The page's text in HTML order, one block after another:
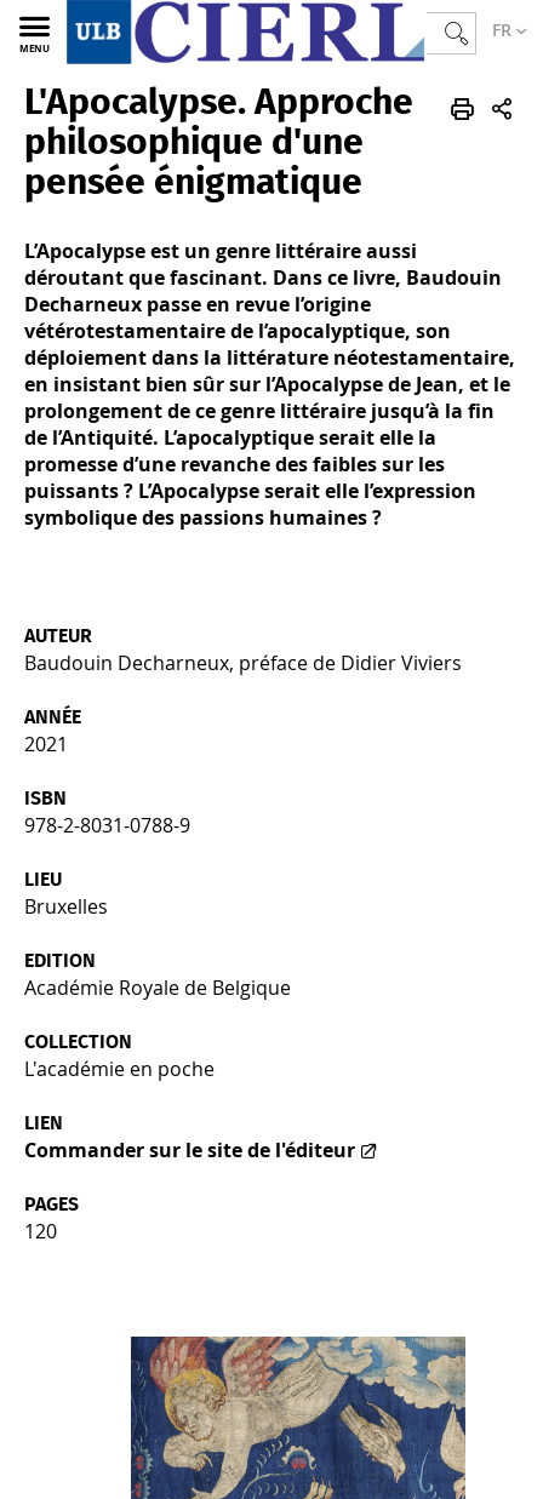
FR
MENU
CIERL FR Publications Ouvrages
L'Apocalypse. Approche
philosophique d'une
pensée énigmatique
L’Apocalypse est un genre littéraire aussi
déroutant que fascinant. Dans ce livre, Baudouin
Decharneux passe en revue l’origine
vétérotestamentaire de l’apocalyptique, son
déploiement dans la littérature néotestamentaire,
en insistant bien sûr sur l’Apocalypse de Jean, et le
prolongement de ce genre littéraire jusqu’à la fin
de l’Antiquité. L’apocalyptique serait elle la
promesse d’une revanche des faibles sur les
puissants ? L’Apocalypse serait elle l’expression
symbolique des passions humaines ?
AUTEUR
Baudouin Decharneux, préface de Didier Viviers
ANNÉE
2021
ISBN
978-2-8031-0788-9
LIEU
Bruxelles
EDITION
Académie Royale de Belgique
COLLECTION
L'académie en poche
LIEN
Commander sur le site de l'éditeur
PAGES
120